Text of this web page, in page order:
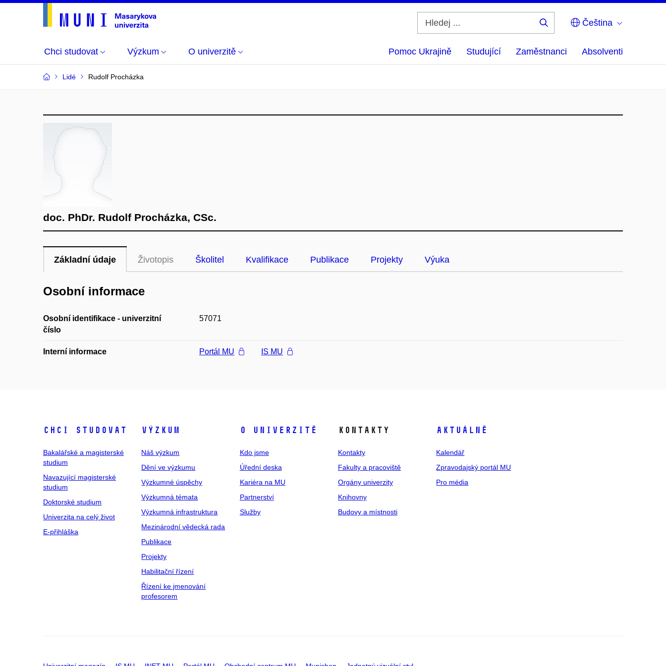
Čeština
Chci studovat Výzkum O univerzitě Pomoc Ukrajině Studující Zaměstnanci Absolventi
Lidé Rudolf Procházka
doc. PhDr. Rudolf Procházka, CSc.
Základní údaje Životopis Školitel Kvalifikace Publikace Projekty Výuka
Osobní informace
Osobní identifikace - univerzitní
číslo
57071
Interní informace Portál MU IS MU
Chci studovat
Bakalářské a magisterské
studium
Navazující magisterské
studium
Doktorské studium
Univerzita na celý život
E-přihláška
Výzkum
Náš výzkum
Dění ve výzkumu
Výzkumné úspěchy
Výzkumná témata
Výzkumná infrastruktura
Mezinárodní vědecká rada
Publikace
Projekty
Habilitační řízení
Řízení ke jmenování
profesorem
O univerzitě
Kdo jsme
Úřední deska
Kariéra na MU
Partnerství
Služby
Kontakty
Kontakty
Fakulty a pracoviště
Orgány univerzity
Knihovny
Budovy a místnosti
Aktuálně
Kalendář
Zpravodajský portál MU
Pro média